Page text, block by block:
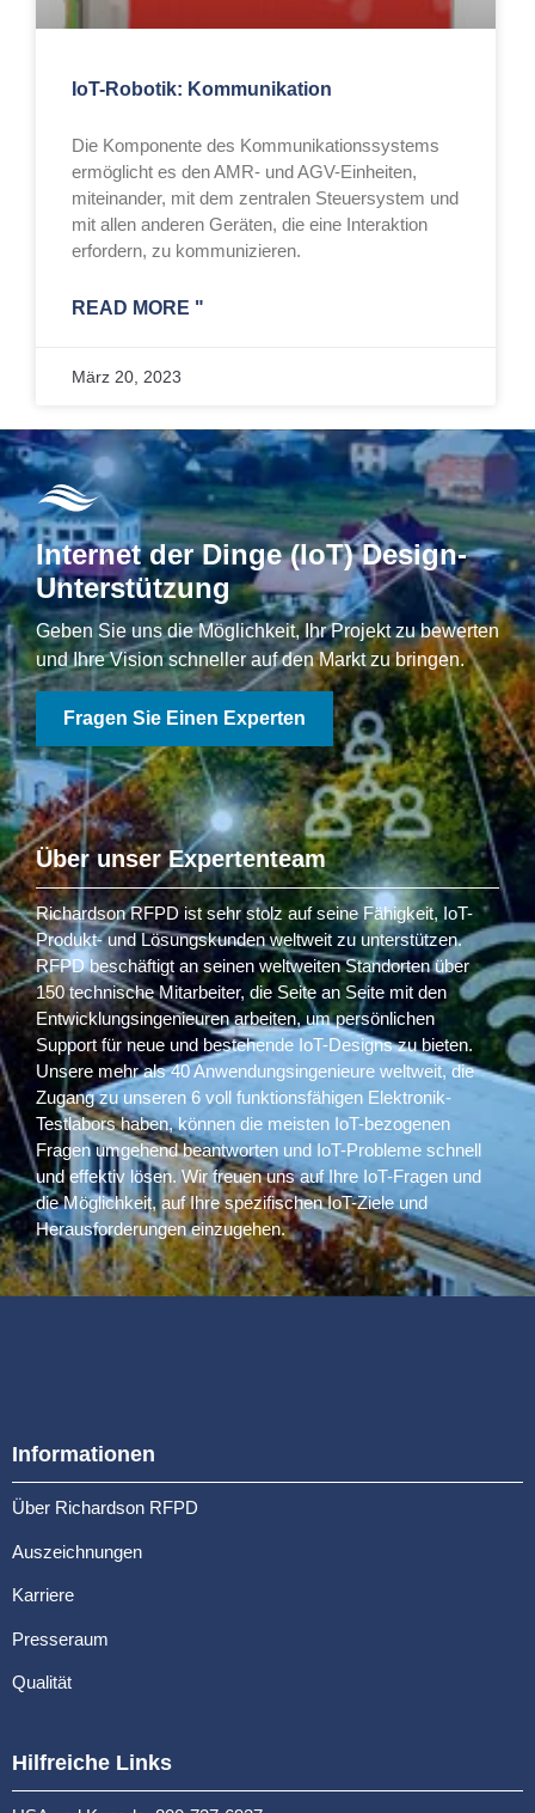
IoT-Robotik: Kommunikation
Die Komponente des Kommunikationssystems
ermöglicht es den AMR- und AGV-Einheiten,
miteinander, mit dem zentralen Steuersystem und
mit allen anderen Geräten, die eine Interaktion
erfordern, zu kommunizieren.
READ MORE "
März 20, 2023
Internet der Dinge (IoT) Design-
Unterstützung
Geben Sie uns die Möglichkeit, Ihr Projekt zu bewerten
und Ihre Vision schneller auf den Markt zu bringen.
Fragen Sie Einen Experten
Über unser Expertenteam
Richardson RFPD ist sehr stolz auf seine Fähigkeit, IoT-
Produkt- und Lösungskunden weltweit zu unterstützen.
RFPD beschäftigt an seinen weltweiten Standorten über
150 technische Mitarbeiter, die Seite an Seite mit den
Entwicklungsingenieuren arbeiten, um persönlichen
Support für neue und bestehende IoT-Designs zu bieten.
Unsere mehr als 40 Anwendungsingenieure weltweit, die
Zugang zu unseren 6 voll funktionsfähigen Elektronik-
Testlabors haben, können die meisten IoT-bezogenen
Fragen umgehend beantworten und IoT-Probleme schnell
und effektiv lösen. Wir freuen uns auf Ihre IoT-Fragen und
die Möglichkeit, auf Ihre spezifischen IoT-Ziele und
Herausforderungen einzugehen.
Informationen
Über Richardson RFPD
Auszeichnungen
Karriere
Presseraum
Qualität
Hilfreiche Links